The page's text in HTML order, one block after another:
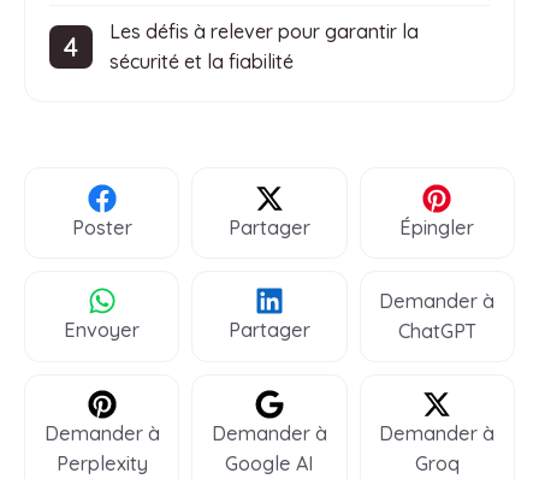
Les défis à relever pour garantir la
sécurité et la fiabilité
Poster Partager Épingler
Envoyer Partager
Demander à
ChatGPT
Demander à
Perplexity
Demander à
Google AI
Demander à
Groq